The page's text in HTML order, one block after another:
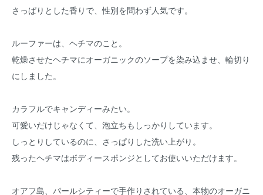
さっぱりとした香りで、性別を問わず人気です。
ルーファーは、ヘチマのこと。
乾燥させたヘチマにオーガニックのソープを染み込ませ、輪切り
にしました。
カラフルでキャンディーみたい。
可愛いだけじゃなくて、泡立ちもしっかりしています。
しっとりしているのに、さっぱりした洗い上がり。
残ったヘチマはボディースポンジとしてお使いいただけます。
オアフ島、パールシティーで手作りされている、本物のオーガニ